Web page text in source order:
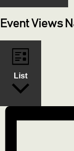
Event Views
List